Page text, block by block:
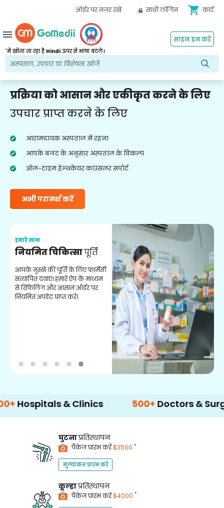
ऑर्डर पर नज़र रखें साथी लॉगिन shopping_cart कार्ट
*में खोजा जा रहा है Hindiऊपर से भाषा बदलें।
साइन इन करें
menu
प्रक्रिया को आसान और एकीकृत करने के लिए
उपचार प्राप्त करने के लिए
आरामदायक अस्पताल में रहना
आपके बजट के अनुसार अस्पताल के विकल्प
ऑल-टाइम हेल्थकेयर काउंसलर सपोर्ट
अभी परामर्श करें
हमारे लाभ
नियमित चिकित्सापूर्ति
आपके नुस्खे की पूर्ति के लिए फ़ार्मेसी
सत्यापित दवाएं। हमारे ऐप के माध्यम
से रिफिलिंग और आसान ऑर्डर पर
नियमित अपडेट प्राप्त करें।
& Clinics 500+ Doctors & Surgeons
घुटनाप्रतिस्थापन
पैकेज प्रारंभ करें$3500 *
मूल्यांकन प्रारंभ करें
कूल्हाप्रतिस्थापन
पैकेज प्रारंभ करें$4000 *